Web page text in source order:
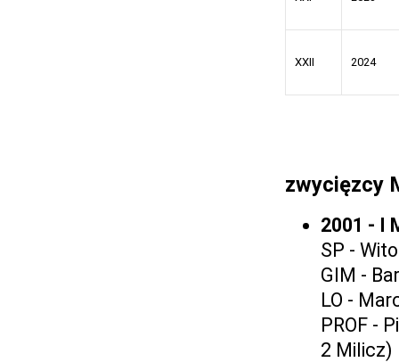
XXII 2024
zwycięzcy
2001 - I
SP -
GIM -
LO -
PROF -
2 Milicz)